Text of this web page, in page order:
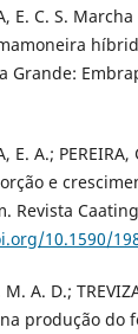
E. C. S.
Grande:
E. A.;
e
Revista
10.1590/
M. A. D.;
produção do